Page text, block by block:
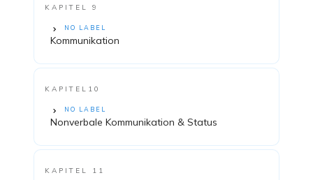
KAPITEL 9
NO LABEL
Kommunikation
KAPITEL10
NO LABEL
Nonverbale Kommunikation & Status
KAPITEL 11